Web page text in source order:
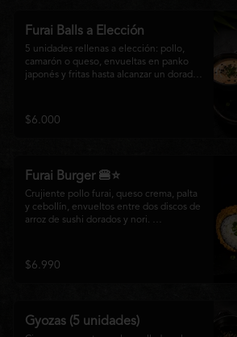
nikkei.
Furai Balls a Elección
5 unidades rellenas a elección: pollo,
camarón o queso, envueltas en panko
japonés y fritas hasta alcanzar un dorado
$6.000
Furai Burger 🍔⭐
Crujiente pollo furai, queso crema, palta
y cebollín, envueltos entre dos discos de
arroz de sushi dorados y nori.
tradición japonesa con el sabor nikkei en
cada bocado.
$6.990
Gyozas (5 unidades)